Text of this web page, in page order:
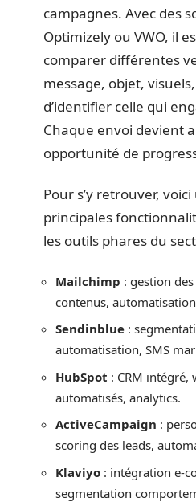
campagnes. Avec des
Optimizely ou VWO, il
comparer différentes
message, objet,
d’identifier celle qui
Chaque envoi devient
opportunité de
Pour s’y retrouver,
principales
les outils phares du
Mailchimp : gestion
contenus,
Sendinblue :
automatisation, SMS
HubSpot : CRM intégré,
automatisés, analytics.
ActiveCampaign :
scoring des leads,
Klaviyo : intégration e-
segmentation